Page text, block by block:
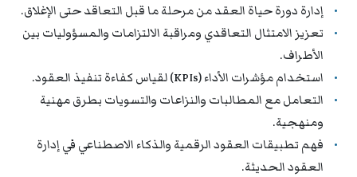
إدارة دورة حياة العقد من مرحلة ما قبل التعاقد حتى الإغلاق.
تعزيز الامتثال التعاقدي ومراقبة الالتزامات والمسؤوليات بين
الأطراف.
استخدام مؤشرات الأداء (KPIs) لقياس كفاءة تنفيذ العقود.
التعامل مع المطالبات والنزاعات والتسويات بطرق مهنية
ومنهجية.
فهم تطبيقات العقود الرقمية والذكاء الاصطناعي في إدارة
العقود الحديثة.